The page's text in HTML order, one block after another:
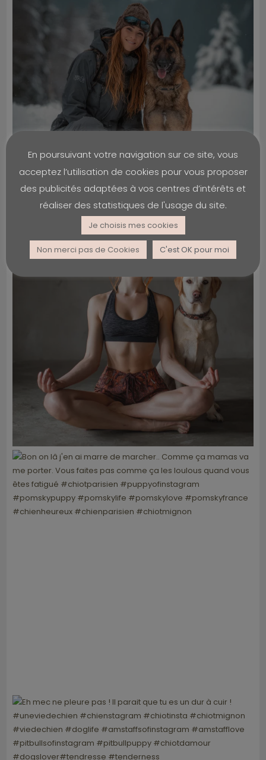
En poursuivant votre navigation sur ce site, vous
acceptez l’utilisation de cookies pour vous proposer
des publicités adaptées à vos centres d’intérêts et
réaliser des statistiques de l'usage du site.
Je choisis mes cookies
Non merci pas de Cookies C'est OK pour moi